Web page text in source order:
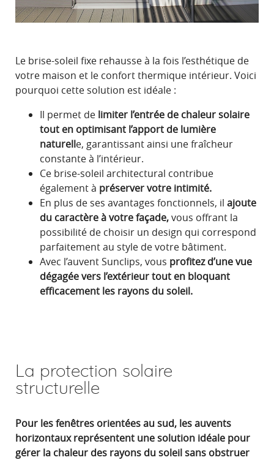
Le brise-soleil fixe rehausse à la fois l’esthétique de
votre maison et le confort thermique intérieur. Voici
pourquoi cette solution est idéale :
Il permet de limiter l’entrée de chaleur solaire
tout en optimisant l’apport de lumière
naturelle, garantissant ainsi une fraîcheur
constante à l’intérieur.
Ce brise-soleil architectural contribue
également à préserver votre intimité.
En plus de ses avantages fonctionnels, il ajoute
du caractère à votre façade,vous offrant la
possibilité de choisir un design qui correspond
parfaitement au style de votre bâtiment.
Avec l’auvent Sunclips, vous profitez d’une vue
dégagée vers l’extérieur tout en bloquant
efficacement les rayons du soleil.
La protection solaire
structurelle
Pour les fenêtres orientées au sud, les auvents
horizontaux représentent une solution idéale pour
gérer la chaleur des rayons du soleil sans obstruer